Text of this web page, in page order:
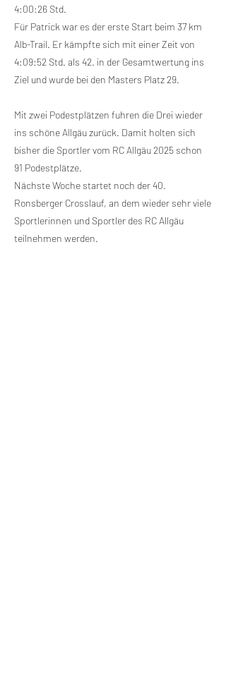
4:00:26 Std.
Für Patrick war es der erste Start beim 37 km
Alb-Trail. Er kämpfte sich mit einer Zeit von
4:09:52 Std. als 42. in der Gesamtwertung ins
Ziel und wurde bei den Masters Platz 29.
Mit zwei Podestplätzen fuhren die Drei wieder
ins schöne Allgäu zurück. Damit holten sich
bisher die Sportler vom RC Allgäu 2025 schon
91 Podestplätze.
Nächste Woche startet noch der 40.
Ronsberger Crosslauf, an dem wieder sehr viele
Sportlerinnen und Sportler des RC Allgäu
teilnehmen werden.